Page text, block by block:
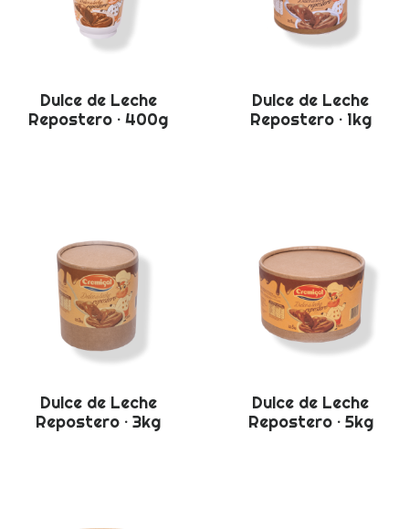
Dulce de Leche
Repostero · 400g
Dulce de Leche
Repostero · 1kg
Dulce de Leche
Repostero · 3kg
Dulce de Leche
Repostero · 5kg